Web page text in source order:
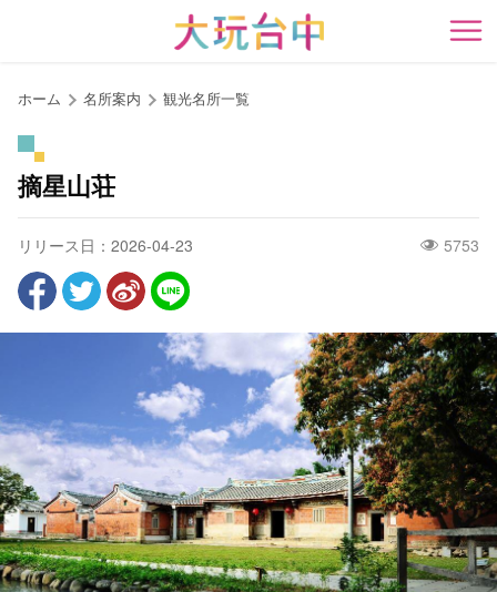
る
開
ホーム 名所案内 観光名所一覧
摘星山荘
リリース日：2026-04-23 5753